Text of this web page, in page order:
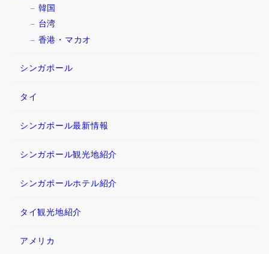
韓国
台湾
香港・マカオ
シンガポール
タイ
シンガポール最新情報
シンガポール観光地紹介
シンガポールホテル紹介
タイ観光地紹介
アメリカ